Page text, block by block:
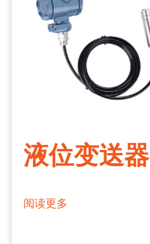
液位变送器
阅读更多